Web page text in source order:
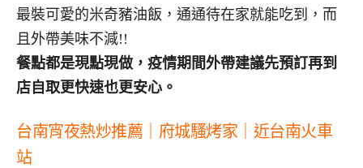
最裝可愛的米奇豬油飯，通通待在家就能吃到，而
且外帶美味不減!!
餐點都是現點現做，疫情期間外帶建議先預訂再到
店自取更快速也更安心。
台南宵夜熱炒推薦 ｜ 府城騷烤家｜近台南火車
站